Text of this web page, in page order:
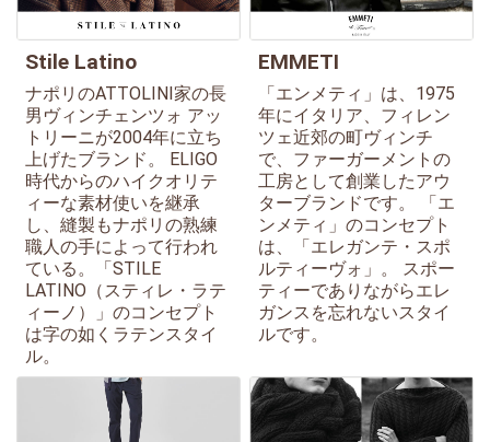
Stile Latino
ナポリのATTOLINI家の長
男ヴィンチェンツォ アッ
トリーニが2004年に立ち
上げたブランド。 ELIGO
時代からのハイクオリテ
ィーな素材使いを継承
し、縫製もナポリの熟練
職人の手によって行われ
ている。「STILE
LATINO（スティレ・ラテ
ィーノ）」のコンセプト
は字の如くラテンスタイ
ル。
EMMETI
「エンメティ」は、1975
年にイタリア、フィレン
ツェ近郊の町ヴィンチ
で、ファーガーメントの
工房として創業したアウ
ターブランドです。 「エ
ンメティ」のコンセプト
は、「エレガンテ・スポ
ルティーヴォ」。 スポー
ティーでありながらエレ
ガンスを忘れないスタイ
ルです。